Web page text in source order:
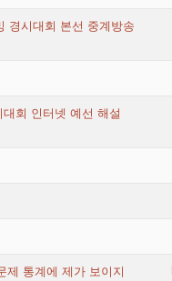
경시대회 본선 중계방송
회 인터넷 예선 해설
제 통계에 제가 보이지